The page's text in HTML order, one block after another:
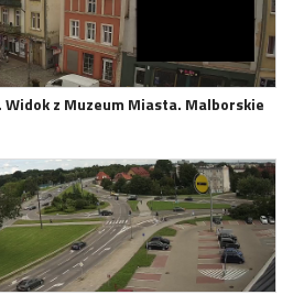
z Muzeum Miasta. Malborskie